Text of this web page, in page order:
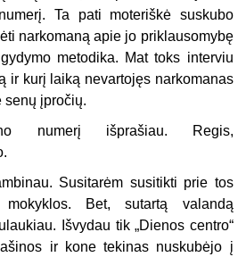
Ta pati moteriškė suskubo
narkomaną apie jo priklausomybę
metodika. Mat toks interviu
ir kurį laiką nevartojęs narkomanas
senų įpročių.
numerį išprašiau. Regis,
Susitarėm susitikti prie tos
Bet, sutartą valandą
Išvydau tik „Dienos centro“
ir kone tekinas nuskubėjo į